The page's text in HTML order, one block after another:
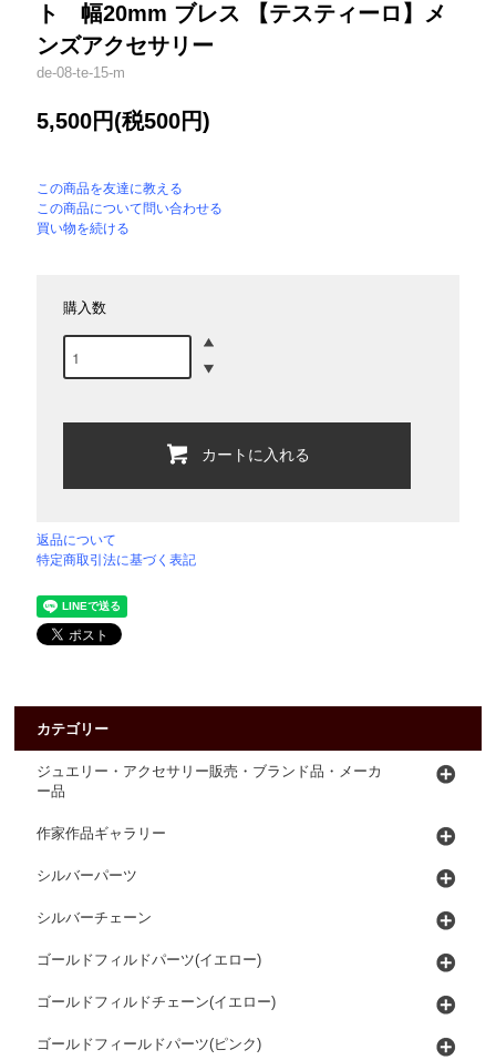
ト 幅20mm ブレス 【テスティーロ】メ
ンズアクセサリー
de-08-te-15-m
5,500円(税500円)
この商品を友達に教える
この商品について問い合わせる
買い物を続ける
購入数
カートに入れる
返品について
特定商取引法に基づく表記
カテゴリー
ジュエリー・アクセサリー販売・ブランド品・メーカ
ー品
作家作品ギャラリー
シルバーパーツ
シルバーチェーン
ゴールドフィルドパーツ(イエロー)
ゴールドフィルドチェーン(イエロー)
ゴールドフィールドパーツ(ピンク)